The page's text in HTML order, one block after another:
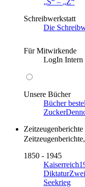
S
–
Z
Schreibwerkstatt
Die
Für Mitwirkende
LogIn Intern
Unsere Bücher
Bücher
Zucker
Zeitzeugenberichte
1850 - 1945
Kaiserreich
Diktatur
Seekrieg